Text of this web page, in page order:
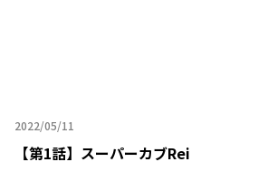
2022/05/11
2022年05月11日
【第1話】 スーパーカブRei